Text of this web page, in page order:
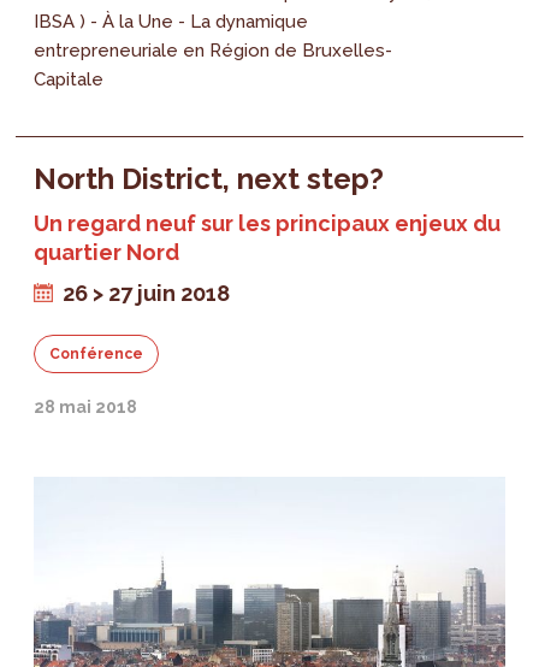
IBSA ) - À la Une - La dynamique
entrepreneuriale en Région de Bruxelles-
Capitale
North District, next step?
Un regard neuf sur les principaux enjeux du
quartier Nord
26 > 27 juin 2018
Conférence
28 mai 2018